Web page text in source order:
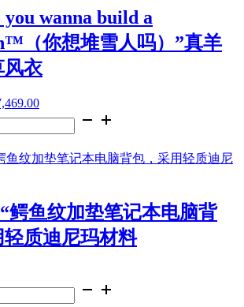
you wanna build a
（你想堆雪人吗）”真羊
风衣
。
当
前
价
格
鳄鱼纹加垫笔记本电脑背
质迪尼玛材料